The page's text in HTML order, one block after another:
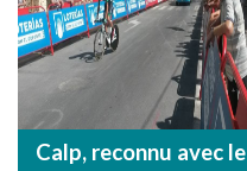
Calp, reconnu avec le